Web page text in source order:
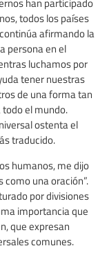
han participado
todos los países
afirmando la
persona en el
luchamos por
tener nuestras
de una forma tan
el mundo.
ostenta el
traducido.
humanos, me dijo
como una oración”.
por divisiones
importancia que
que expresan
comunes.